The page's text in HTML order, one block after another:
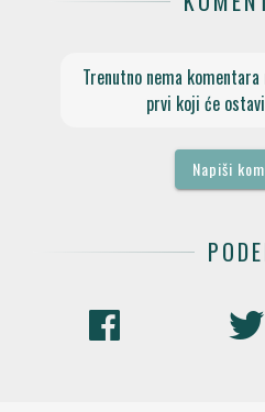
Trenutno nema
prvi koji će
Napiši